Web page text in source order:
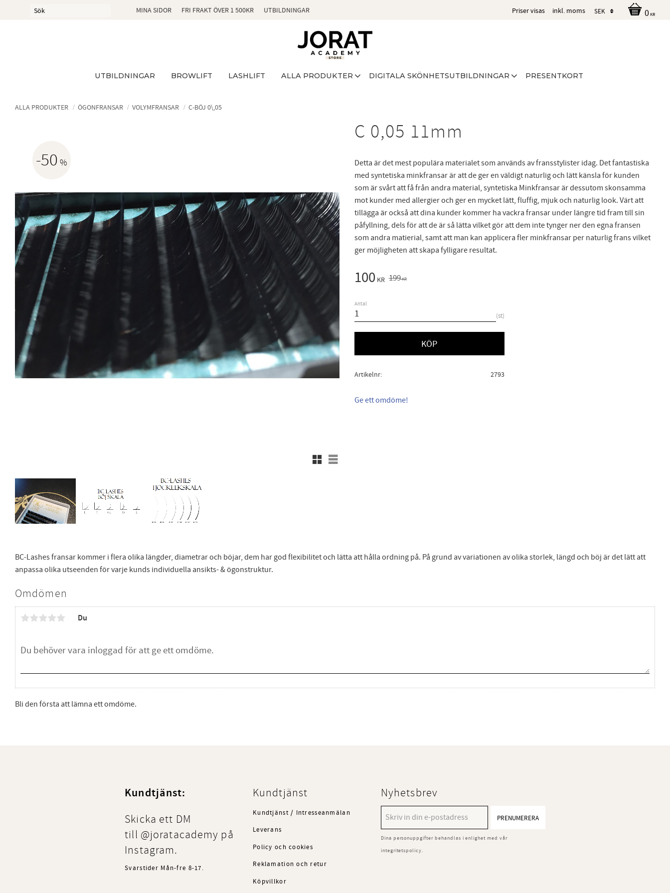
MINA SIDOR FRI FRAKT ÖVER 1 500KR UTBILDNINGAR Priser visas inkl. moms 0KR
UTBILDNINGAR BROWLIFT LASHLIFT ALLA PRODUKTER DIGITALA SKÖNHETSUTBILDNINGAR PRESENTKORT
ALLA PRODUKTER ÖGONFRANSAR VOLYMFRANSAR C-BÖJ 0\,05
C 0,05 11mm
Detta är det mest populära materialet som används av fransstylister idag. Det fantastiska
med syntetiska minkfransar är att de ger en väldigt naturlig och lätt känsla för kunden
som är svårt att få från andra material, syntetiska Minkfransar är dessutom skonsamma
mot kunder med allergier och ger en mycket lätt, fluffig, mjuk och naturlig look. Värt att
tillägga är också att dina kunder kommer ha vackra fransar under längre tid fram till sin
påfyllning, dels för att de är så lätta vilket gör att dem inte tynger ner den egna fransen
som andra matierial, samt att man kan applicera fler minkfransar per naturlig frans vilket
ger möjligheten att skapa fylligare resultat.
50 %
Rutnätsvy
Listvy
Nedsatt pris:
100KR Ordinarie pris:
199KR
Antal
st
KÖP
Artikelnr 2793
Ge ett omdöme!
BC-Lashes fransar kommer i flera olika längder, diametrar och böjar, dem har god flexibilitet och lätta att hålla ordning på. På grund av variationen av olika storlek, längd och böj är det lätt att
anpassa olika utseenden för varje kunds individuella ansikts- & ögonstruktur.
Omdömen
Du
Bli den första att lämna ett omdöme.
Kundtjänst:
Skicka ett DM
till @joratacademy på
Instagram.
Svarstider Mån-fre 8-17.
Kundtjänst
Kundtjänst / Intresseanmälan
Leverans
Policy och cookies
Reklamation och retur
Köpvillkor
Nyhetsbrev
PRENUMERERA
Dina personuppgifter behandlas i enlighet med vår
integritetspolicy.